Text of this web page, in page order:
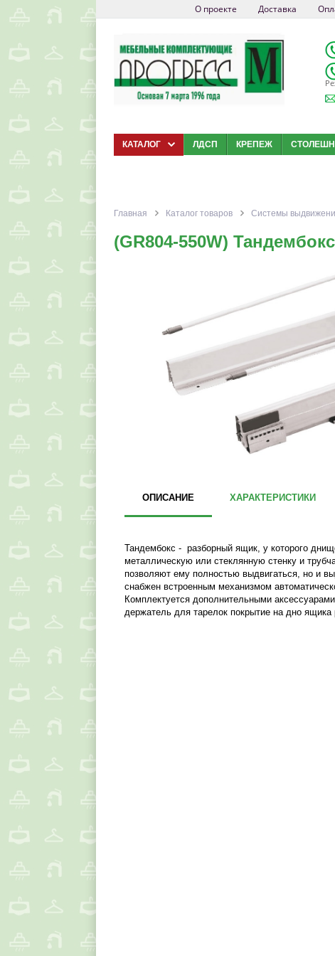
О проекте Доставка
КАТАЛОГ ЛДСП КРЕПЕЖ
Главная Каталог товаров Системы
(GR804-550W)
ОПИСАНИЕ ХАРАКТЕРИСТИКИ
Тандембокс - разборный ящик, у которого
металлическую или стеклянную стенку и
позволяют ему полностью выдвигаться, но и
снабжен встроенным механизмом
Комплектуется дополнительными
держатель для тарелок покрытие на дно ящика